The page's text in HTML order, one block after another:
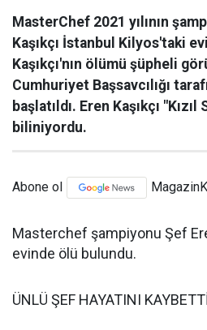
MasterChef 2021 yılının
Kaşıkçı İstanbul Kilyos'taki
Kaşıkçı'nın ölümü şüpheli
Cumhuriyet Başsavcılığı
başlatıldı. Eren Kaşıkçı "Kızıl
biliniyordu.
Abone ol
Masterchef şampiyonu Şef
evinde ölü bulundu.
ÜNLÜ ŞEF HAYATINI